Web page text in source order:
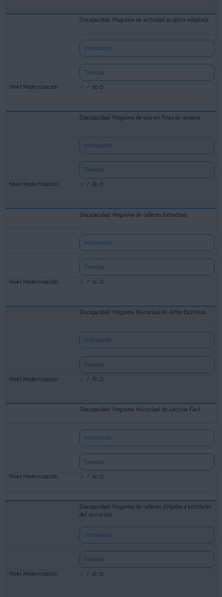
Discapacidad: Programa de actividad acuática adaptada
Información
Tramitar
Discapacidad: Programa de ocio en fines de semana
Información
Tramitar
Discapacidad: Programa de talleres formativos
Información
Tramitar
Discapacidad: Programa Municipal de Artes Escénicas
Información
Tramitar
Discapacidad: Programa Municipal de Lectura Fácil
Información
Tramitar
Discapacidad: Programa de talleres dirigidos a entidades
del municipio
Información
Tramitar